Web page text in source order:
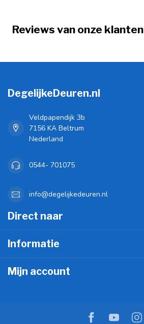
Reviews van onze klanten
DegelijkeDeuren.nl
Veldpapendijk 3b
7156 KA Beltrum
Nederland
0544- 701075
info@degelijkedeuren.nl
Direct naar
Informatie
Mijn account